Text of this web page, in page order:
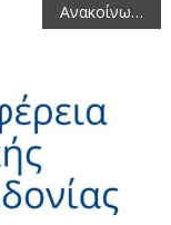
Ανακοίνωση Περιφερειακού Συμβουλίου για τη μελέτη του έργου: Εγκατάσταση συστήματος ηλεκτροπαραγωγής με ηλιακή συγκέντρωση ισχύος 2 MW στα αγροτεμάχια 677, 678, 679 του αγροκτήματος Ν.Καυκάσου του Δήμου Φλώρινας